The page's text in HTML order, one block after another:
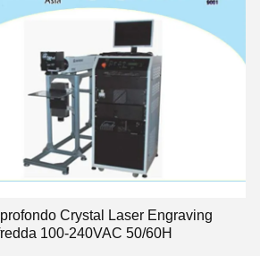
Crystal Laser Engraving
100-240VAC 50/60H